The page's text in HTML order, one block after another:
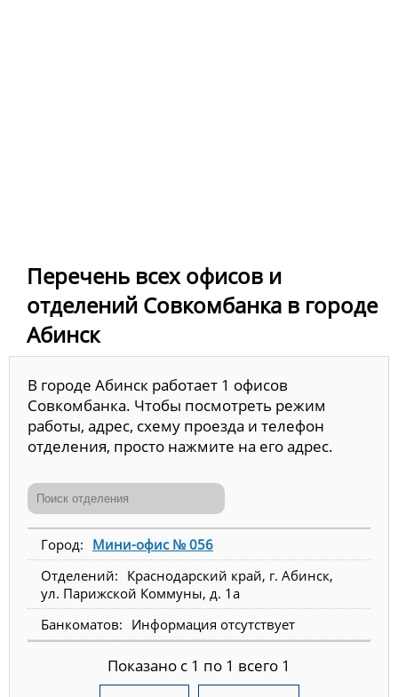
Перечень всех офисов и
отделений Совкомбанка в городе
Абинск
В городе Абинск работает 1 офисов
Совкомбанка. Чтобы посмотреть режим
работы, адрес, схему проезда и телефон
отделения, просто нажмите на его адрес.
Мини-офис № 056
Краснодарский край, г. Абинск,
ул. Парижской Коммуны, д. 1а
Информация отсутствует
Показано с 1 по 1 всего 1